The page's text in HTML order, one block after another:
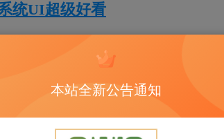
统UI超级好看
。
本站全新公告通知